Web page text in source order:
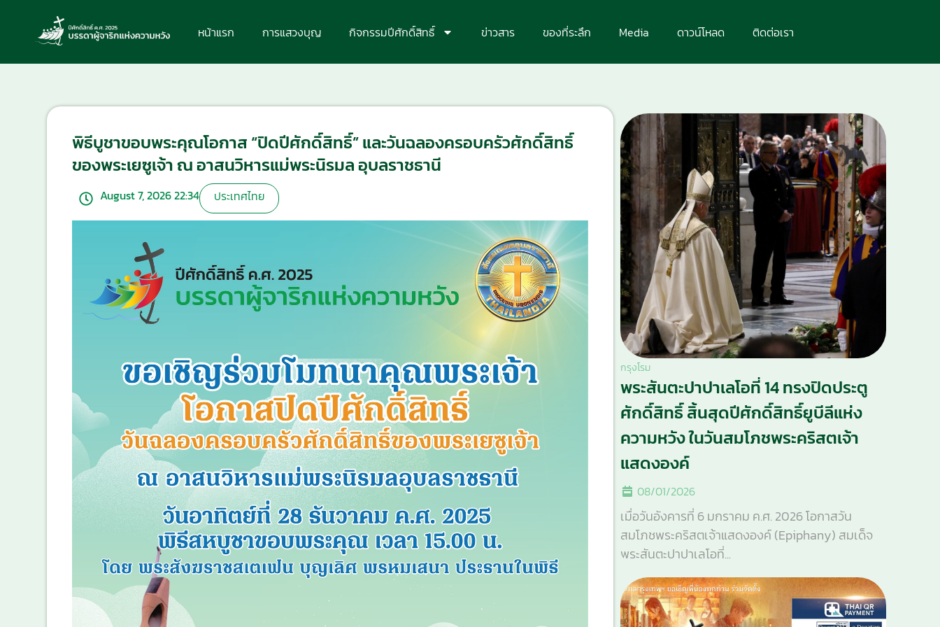
หน้าแรก การแสวงบุญ กิจกรรมปีศักดิ์สิทธิ์ ข่าวสาร ของที่ระลึก Media ดาวน์โหลด ติดต่อเรา
พิธีบูชาขอบพระคุณโอกาส “ปิดปีศักดิ์สิทธิ์” และวันฉลองครอบครัวศักดิ์สิทธิ์
ของพระเยซูเจ้า ณ อาสนวิหารแม่พระนิรมล อุบลราชธานี
August 7, 2026 22:34 ประเทศไทย
กรุงโรม
พระสันตะปาปาเลโอที่ 14 ทรงปิดประตู
ศักดิ์สิทธิ์ สิ้นสุดปีศักดิ์สิทธิ์ยูบีลีแห่ง
ความหวัง ในวันสมโภชพระคริสตเจ้า
แสดงองค์
08/01/2026
เมื่อวันอังคารที่ 6 มกราคม ค.ศ. 2026 โอกาสวัน
สมโภชพระคริสตเจ้าแสดงองค์ (Epiphany) สมเด็จ
พระสันตะปาปาเลโอที่...